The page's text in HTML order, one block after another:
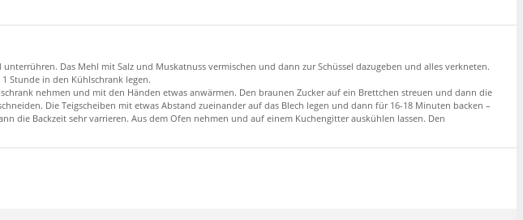
Das Mehl mit Salz und Muskatnuss vermischen und dann zur Schüssel dazugeben und alles verkneten.
Stunde in den Kühlschrank legen.
nehmen und mit den Händen etwas anwärmen. Den braunen Zucker auf ein Brettchen streuen und dann die
Die Teigscheiben mit etwas Abstand zueinander auf das Blech legen und dann für 16-18 Minuten backen –
die Backzeit sehr varrieren. Aus dem Ofen nehmen und auf einem Kuchengitter auskühlen lassen. Den